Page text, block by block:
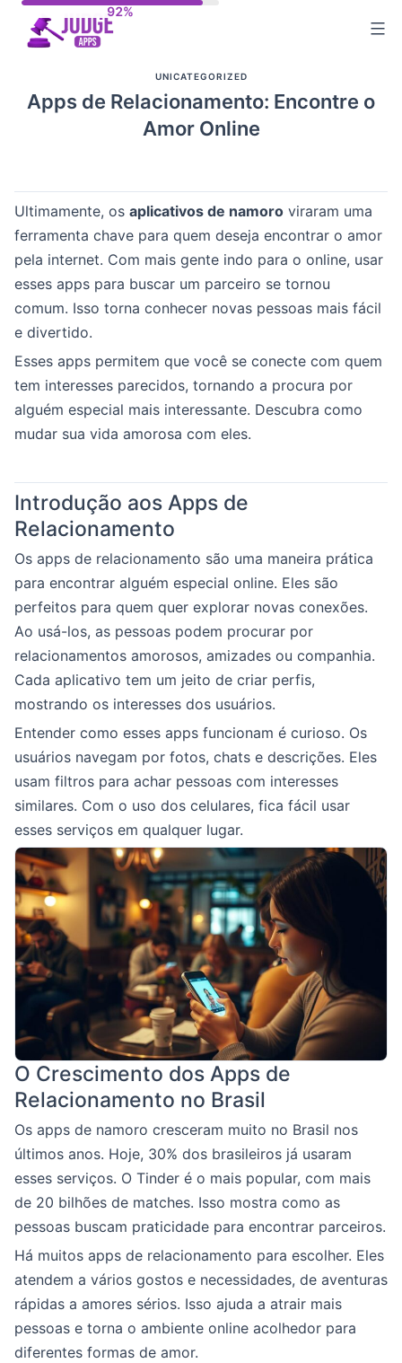
UNICATEGORIZED
Apps de Relacionamento: Encontre o
Amor Online
Ultimamente, os aplicativos de namoro viraram uma
ferramenta chave para quem deseja encontrar o amor
pela internet. Com mais gente indo para o online, usar
esses apps para buscar um parceiro se tornou
comum. Isso torna conhecer novas pessoas mais fácil
e divertido.
Esses apps permitem que você se conecte com quem
tem interesses parecidos, tornando a procura por
alguém especial mais interessante. Descubra como
mudar sua vida amorosa com eles.
Introdução aos Apps de
Relacionamento
Os apps de relacionamento são uma maneira prática
para encontrar alguém especial online. Eles são
perfeitos para quem quer explorar novas conexões.
Ao usá-los, as pessoas podem procurar por
relacionamentos amorosos, amizades ou companhia.
Cada aplicativo tem um jeito de criar perfis,
mostrando os interesses dos usuários.
Entender como esses apps funcionam é curioso. Os
usuários navegam por fotos, chats e descrições. Eles
usam filtros para achar pessoas com interesses
similares. Com o uso dos celulares, fica fácil usar
esses serviços em qualquer lugar.
O Crescimento dos Apps de
Relacionamento no Brasil
Os apps de namoro cresceram muito no Brasil nos
últimos anos. Hoje, 30% dos brasileiros já usaram
esses serviços. O Tinder é o mais popular, com mais
de 20 bilhões de matches. Isso mostra como as
pessoas buscam praticidade para encontrar parceiros.
Há muitos apps de relacionamento para escolher. Eles
atendem a vários gostos e necessidades, de aventuras
rápidas a amores sérios. Isso ajuda a atrair mais
pessoas e torna o ambiente online acolhedor para
diferentes formas de amor.